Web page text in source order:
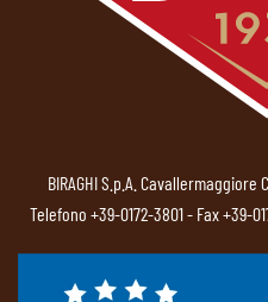
BIRAGHI S.p.A. Cavallermaggiore
Telefono +39-0172-3801- Fax +39-